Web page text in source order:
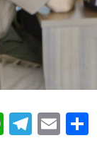
W T
E